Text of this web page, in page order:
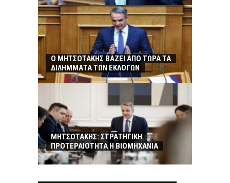
Ο ΜΗΤΣΟΤΑΚΗΣ ΒΑΖΕΙ ΑΠΟ ΤΩΡΑ ΤΑ
ΔΙΛΗΜΜΑΤΑ ΤΩΝ ΕΚΛΟΓΩΝ
ΜΗΤΣΟΤΑΚΗΣ: ΣΤΡΑΤΗΓΙΚΗ
ΠΡΟΤΕΡΑΙΟΤΗΤΑ Η ΒΙΟΜΗΧΑΝΙΑ